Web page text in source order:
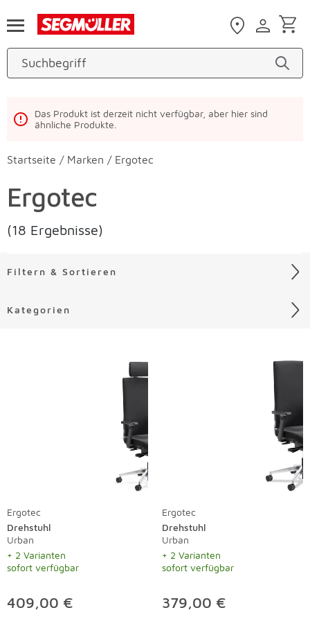
Das Produkt ist derzeit nicht verfügbar, aber hier sind
ähnliche Produkte.
Startseite / Marken / Ergotec
Ergotec
(18 Ergebnisse)
Filtern & Sortieren
Kategorien
Ergotec
Drehstuhl
Urban
+ 2 Varianten
sofort verfügbar
409,00 €
Ergotec
Drehstuhl
Urban
+ 2 Varianten
sofort verfügbar
379,00 €